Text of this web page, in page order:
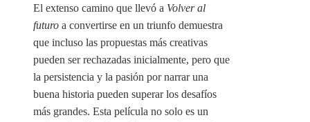
El extenso camino que llevó a Volver al
futuro a convertirse en un triunfo demuestra
que incluso las propuestas más creativas
pueden ser rechazadas inicialmente, pero que
la persistencia y la pasión por narrar una
buena historia pueden superar los desafíos
más grandes. Esta película no solo es un